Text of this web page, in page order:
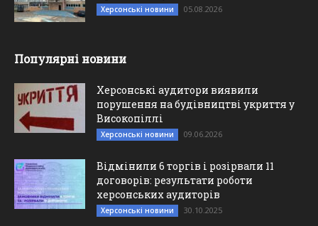
Херсонські новини 05.08.2026
Популярні новини
Херсонські аудитори виявили
порушення на будівництві укриття у
Високопіллі
Херсонські новини 09.06.2026
Відмінили 6 торгів і розірвали 11
договорів: результати роботи
херсонських аудиторів
Херсонські новини 30.10.2025